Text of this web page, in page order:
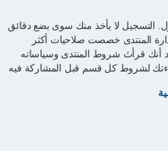
التسجيل لا يأخذ منك سوى بضع دقائق
المنتدى خصصت صلاحيات أكثر
أنك قرأتَ شروط المنتدى وسياساته
لشروط كل قسم قبل المشاركة فيه